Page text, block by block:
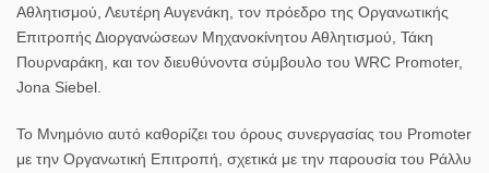
Αθλητισμού, Λευτέρη Αυγενάκη, τον πρόεδρο της Οργανωτικής
Επιτροπής Διοργανώσεων Μηχανοκίνητου Αθλητισμού, Τάκη
Πουρναράκη, και τον διευθύνοντα σύμβουλο του WRC Promoter,
Jona Siebel.
Το Μνημόνιο αυτό καθορίζει του όρους συνεργασίας του Promoter
με την Οργανωτική Επιτροπή, σχετικά με την παρουσία του Ράλλυ